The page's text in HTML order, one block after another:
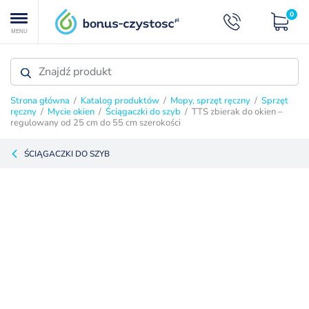
MENU
0
Strona główna / Katalog produktów / Mopy, sprzęt ręczny / Sprzęt
ręczny / Mycie okien / Ściągaczki do szyb / TTS zbierak do okien –
regulowany od 25 cm do 55 cm szerokości
ŚCIĄGACZKI DO SZYB